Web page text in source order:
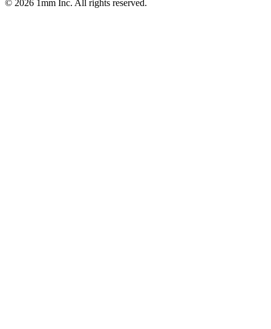
© 2026 1mm Inc. All rights reserved.